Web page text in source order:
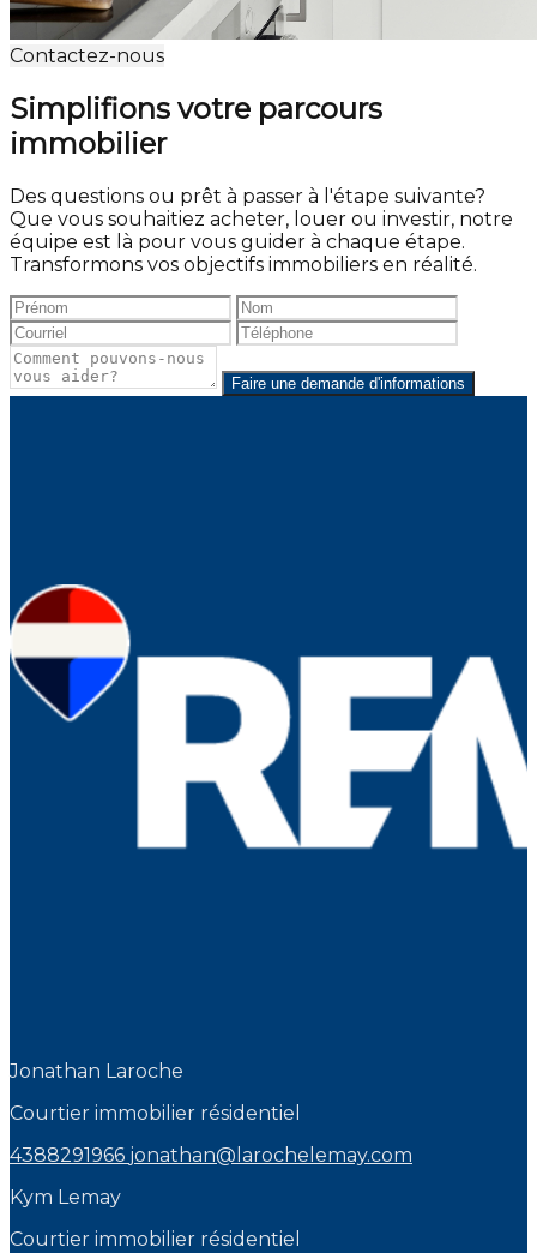
Contactez-nous
Simplifions votre parcours
immobilier
Des questions ou prêt à passer à l'étape suivante?
Que vous souhaitiez acheter, louer ou investir, notre
équipe est là pour vous guider à chaque étape.
Transformons vos objectifs immobiliers en réalité.
Faire une demande d'informations
Jonathan Laroche
Courtier immobilier résidentiel
4388291966 jonathan@larochelemay.com
Kym Lemay
Courtier immobilier résidentiel